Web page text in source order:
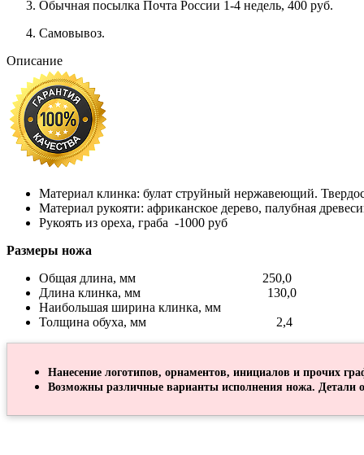
Обычная посылка Почта России 1-4 недель, 400 руб.
Самовывоз.
Описание
Материал клинка: булат струйный нержавеющий.
Материал рукояти: африканское дерево, палубная
Рукоять из ореха, граба -1000 руб
Размеры ножа
Общая длина, мм 250,0
Длина клинка, мм 130,0
Наибольшая ширина клинка, мм
Толщина обуха, мм 2,4
Нанесение логотипов, орнаментов, инициалов и прочих
Возможны различные варианты исполнения ножа. Детали